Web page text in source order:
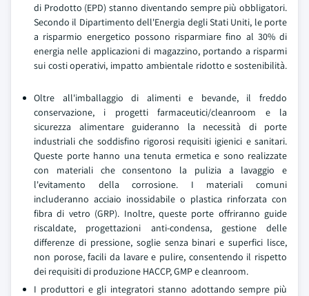
di Prodotto (EPD) stanno diventando sempre più obbligatori.
Secondo il Dipartimento dell'Energia degli Stati Uniti, le porte
a risparmio energetico possono risparmiare fino al 30% di
energia nelle applicazioni di magazzino, portando a risparmi
sui costi operativi, impatto ambientale ridotto e sostenibilità.
Oltre all'imballaggio di alimenti e bevande, il freddo
conservazione, i progetti farmaceutici/cleanroom e la
sicurezza alimentare guideranno la necessità di porte
industriali che soddisfino rigorosi requisiti igienici e sanitari.
Queste porte hanno una tenuta ermetica e sono realizzate
con materiali che consentono la pulizia a lavaggio e
l'evitamento della corrosione. I materiali comuni
includeranno acciaio inossidabile o plastica rinforzata con
fibra di vetro (GRP). Inoltre, queste porte offriranno guide
riscaldate, progettazioni anti-condensa, gestione delle
differenze di pressione, soglie senza binari e superfici lisce,
non porose, facili da lavare e pulire, consentendo il rispetto
dei requisiti di produzione HACCP, GMP e cleanroom.
I produttori e gli integratori stanno adottando sempre più